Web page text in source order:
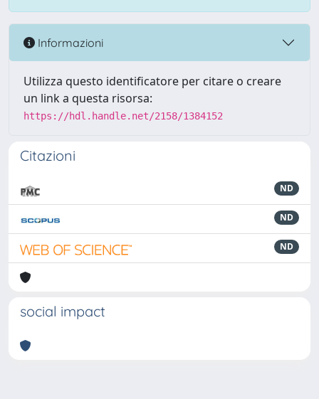
Informazioni
Utilizza questo identificatore per citare o creare
un link a questa risorsa:
https://hdl.handle.net/2158/1384152
Citazioni
ND
ND
ND
social impact